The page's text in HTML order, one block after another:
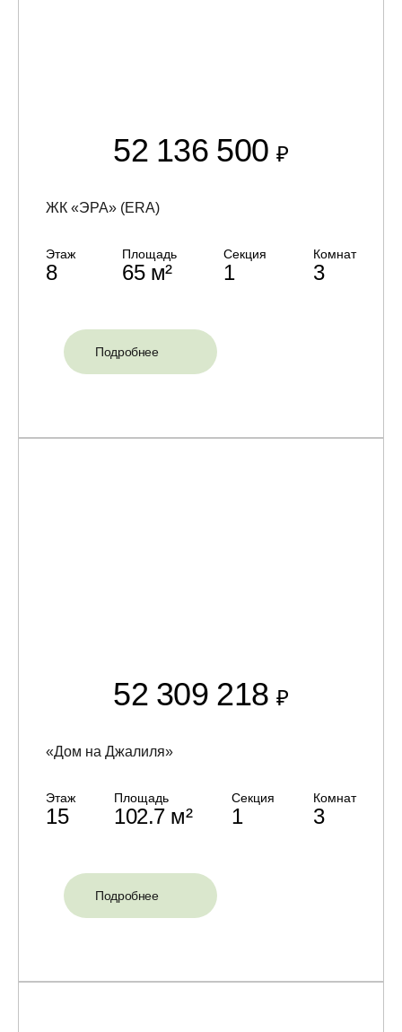
52 136 500₽
ЖК «ЭРА» (ERA)
Этаж
8
Площадь
65 м²
Секция
1
Комнат
3
Подробнее
52 309 218₽
«Дом на Джалиля»
Этаж
15
Площадь
102.7 м²
Секция
1
Комнат
3
Подробнее